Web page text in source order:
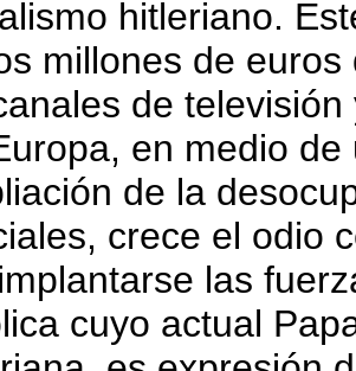
hitleriano.
millones de
de
en medio
de la
crece el odio
las
cuyo actual